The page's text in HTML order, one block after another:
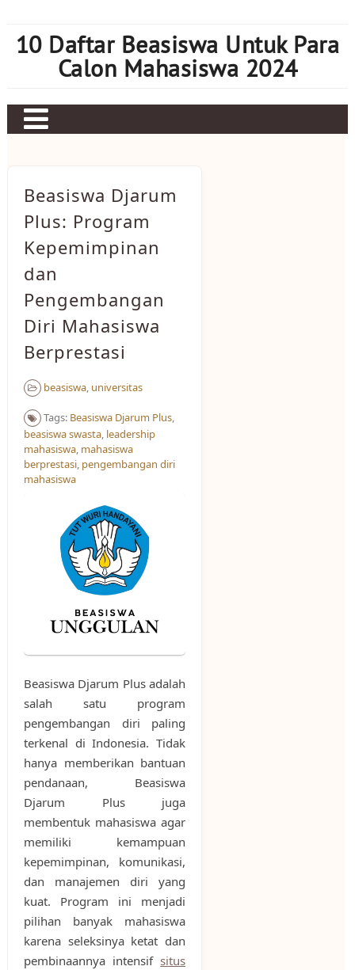
content
10 Daftar Beasiswa Untuk Para
Calon Mahasiswa 2024
Judi bola
Mahjong Ways 2
Slot Kamboja
Slot Thailand
Beasiswa Djarum
Plus: Program
Kepemimpinan
dan
Pengembangan
Diri Mahasiswa
Berprestasi
beasiswa, universitas
Tags: Beasiswa Djarum Plus,
beasiswa swasta, leadership
mahasiswa, mahasiswa
berprestasi, pengembangan diri
mahasiswa
Beasiswa Djarum Plus adalah
salah satu program
pengembangan diri paling
terkenal di Indonesia. Tidak
hanya memberikan bantuan
pendanaan, Beasiswa
Djarum Plus juga
membentuk mahasiswa agar
memiliki kemampuan
kepemimpinan, komunikasi,
dan manajemen diri yang
kuat. Program ini menjadi
pilihan banyak mahasiswa
karena seleksinya ketat dan
pembinaannya intensif situs